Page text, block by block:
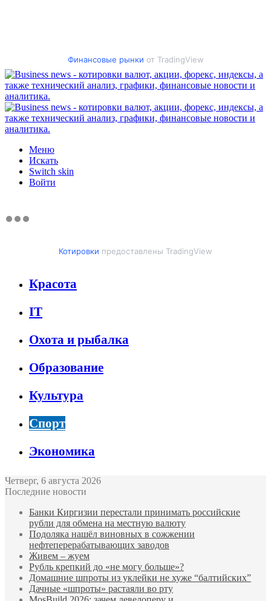
Финансовые рынки от TradingView
Меню
Искать
Switch skin
Войти
Котировки предоставлены TradingView
Красота
IT
Охота и рыбалка
Образование
Культура
Спорт
Экономика
Четверг, 6 августа 2026
Последние новости
Банки Киргизии перестали принимать российские
рубли для обмена на местную валюту
Подоляка нашёл виновных в сожжении
нефтеперерабатывающих заводов
Живем – жуем
Рубль крепкий до «не могу больше»?
Домашние шпроты из уклейки не хуже “балтийских”
Дачные «шпроты» растаяли во рту